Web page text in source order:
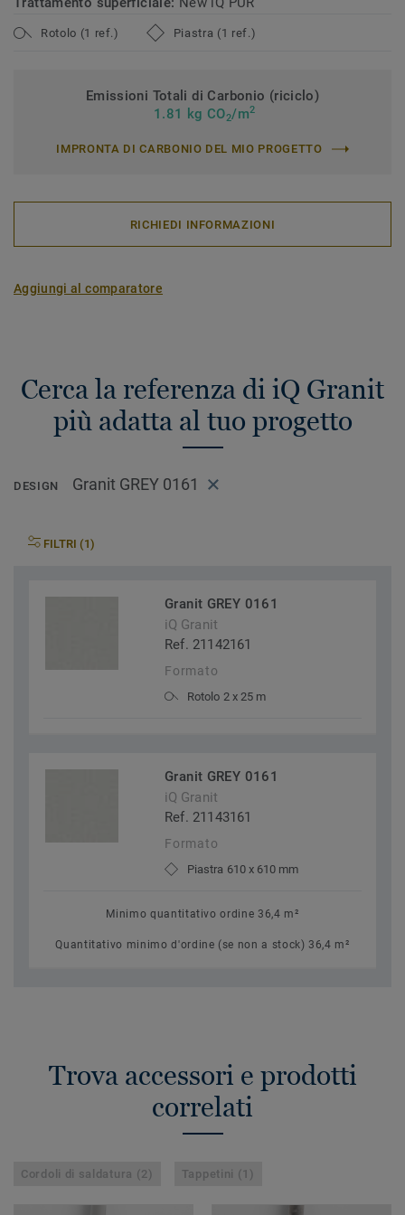
Rotolo (1 ref.) Piastra (1 ref.)
Emissioni Totali di Carbonio (riciclo)
1.81 kg CO2/m2
IMPRONTA DI CARBONIO DEL MIO PROGETTO
RICHIEDI INFORMAZIONI
Aggiungi al comparatore
Cerca la referenza di iQ Granit
più adatta al tuo progetto
DESIGN Granit GREY 0161
FILTRI (1)
Granit GREY 0161
iQ Granit
Ref. 21142161
Formato
Rotolo 2 x 25 m
Granit GREY 0161
iQ Granit
Ref. 21143161
Formato
Piastra 610 x 610 mm
Minimo quantitativo ordine 36,4 m²
Quantitativo minimo d'ordine (se non a stock) 36,4 m²
Trova accessori e prodotti
correlati
Cordoli di saldatura (2) Tappetini (1)